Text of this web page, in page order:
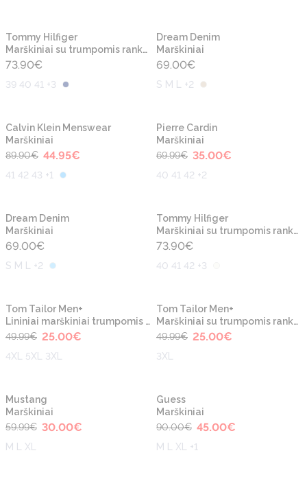
Tommy Hilfiger
Marškiniai su trumpomis rankovėmis
73.90€
39 40 41 +3
Dream Denim
Marškiniai
69.00€
S M L +2
-50%
Calvin Klein Menswear
Marškiniai
89.90€ 44.95€
41 42 43 +1
-50%
Pierre Cardin
Marškiniai
69.99€ 35.00€
40 41 42 +2
Dream Denim
Marškiniai
69.00€
S M L +2
Tommy Hilfiger
Marškiniai su trumpomis rankovėmis
73.90€
40 41 42 +3
-50%
Tom Tailor Men+
Lininiai marškiniai trumpomis rankovėmis
49.99€ 25.00€
4XL 5XL 3XL
-50%
Tom Tailor Men+
Marškiniai su trumpomis rankovėmis
49.99€ 25.00€
3XL
-50%
Mustang
Marškiniai
59.99€ 30.00€
M L XL
Guess
Marškiniai
90.00€ 45.00€
M L XL +1